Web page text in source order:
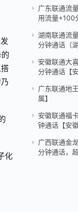
化
广东联通流
用流量+100
湖南联通流
分钟通话（
安徽联通大
分钟通话【
广东联通地
属】
安徽联通福
钟通话【安徽
广西联通金
分钟通话，